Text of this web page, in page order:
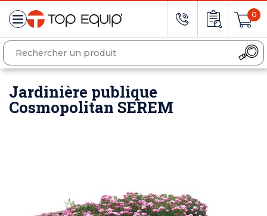
0
Jardinière publique
Cosmopolitan SEREM